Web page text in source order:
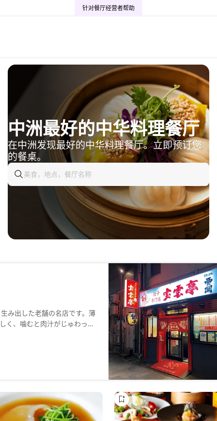
针对餐厅经营者帮助
中洲最好的中华料理餐厅
在中洲发现最好的中华料理餐厅。立即预订您
的餐桌。
み出した老舗の名店です。薄
く、噛むと肉汁がじゅわっと